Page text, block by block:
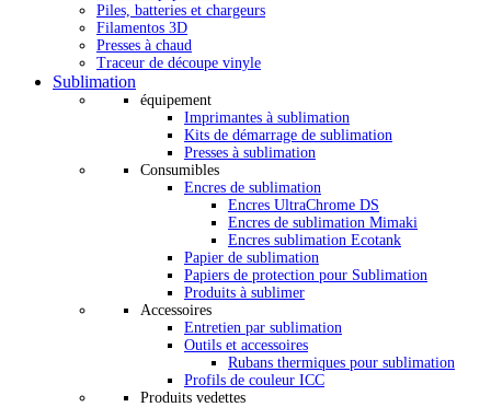
Piles, batteries et chargeurs
Filamentos 3D
Presses à chaud
Traceur de découpe vinyle
Sublimation
équipement
Imprimantes à sublimation
Kits de démarrage de sublimation
Presses à sublimation
Consumibles
Encres de sublimation
Encres UltraChrome DS
Encres de sublimation Mimaki
Encres sublimation Ecotank
Papier de sublimation
Papiers de protection pour Sublimation
Produits à sublimer
Accessoires
Entretien par sublimation
Outils et accessoires
Rubans thermiques pour sublimation
Profils de couleur ICC
Produits vedettes